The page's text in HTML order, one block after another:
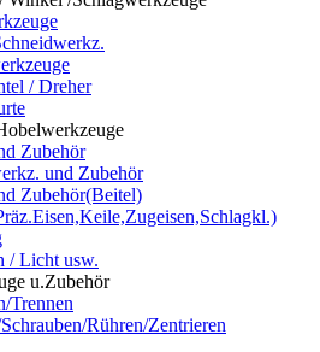
/ Dreher
Zubehör
und Zubehör
Zubehör(Beitel)
/ Licht usw.
u.Zubehör
Trennen
Rühren/Zentrieren